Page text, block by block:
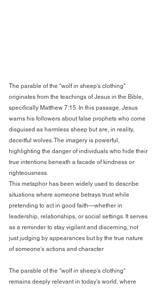
The parable of the "wolf in sheep's clothing"
originates from the teachings of Jesus in the Bible,
specifically Matthew 7:15. In this passage, Jesus
warns his followers about false prophets who come
disguised as harmless sheep but are, in reality,
deceitful wolves. The imagery is powerful,
highlighting the danger of individuals who hide their
true intentions beneath a facade of kindness or
righteousness.
This metaphor has been widely used to describe
situations where someone betrays trust while
pretending to act in good faith—whether in
leadership, relationships, or social settings. It serves
as a reminder to stay vigilant and discerning, not
just judging by appearances but by the true nature
of someone's actions and character
The parable of the "wolf in sheep's clothing"
remains deeply relevant in today's world, where